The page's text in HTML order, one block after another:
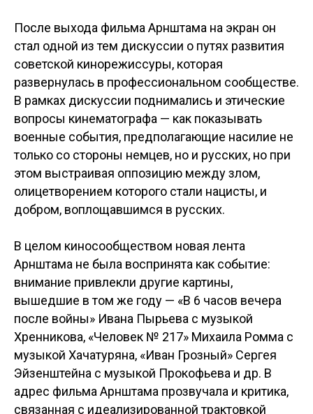
После выхода фильма Арнштама на экран он
стал одной из тем дискуссии о путях развития
советской кинорежиссуры, которая
развернулась в профессиональном сообществе.
В рамках дискуссии поднимались и этические
вопросы кинематографа — как показывать
военные события, предполагающие насилие не
только со стороны немцев, но и русских, но при
этом выстраивая оппозицию между злом,
олицетворением которого стали нацисты, и
добром, воплощавшимся в русских.
В целом киносообществом новая лента
Арнштама не была воспринята как событие:
внимание привлекли другие картины,
вышедшие в том же году — «В 6 часов вечера
после войны» Ивана Пырьева с музыкой
Хренникова, «Человек № 217» Михаила Ромма с
музыкой Хачатуряна, «Иван Грозный» Сергея
Эйзенштейна с музыкой Прокофьева и др. В
адрес фильма Арнштама прозвучала и критика,
связанная с идеализированной трактовкой